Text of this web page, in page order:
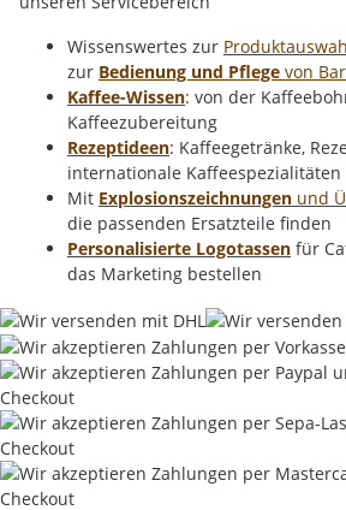
Wissenswertes zur
zur Bedienung und Pflege von
Kaffee-Wissen: von der
Kaffeezubereitung
Rezeptideen: Kaffeegetränke,
internationale Kaffeespezialitäten
Mit Explosionszeichnungen und
die passenden Ersatzteile finden
Personalisierte Logotassen für
das Marketing bestellen